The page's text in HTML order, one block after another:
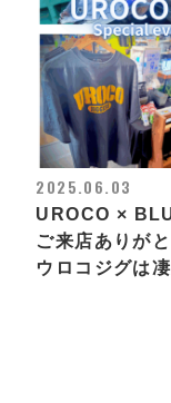
2025.06.03
UROCO ×
ご来店ありが
ウロコジグは